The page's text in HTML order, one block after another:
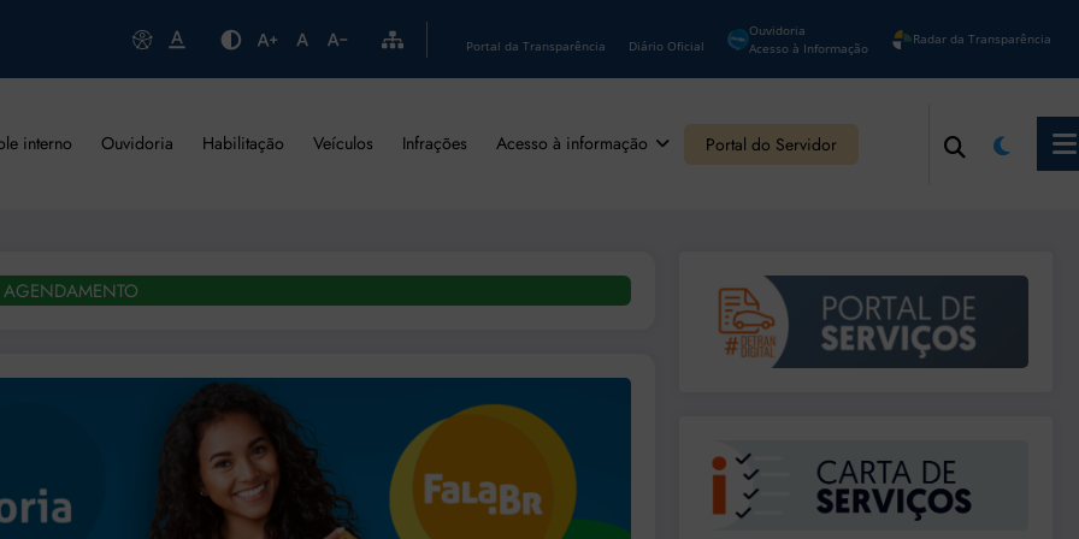
Portal da Transparência Diário Oficial
Ouvidoria
Acesso à Informação
Radar da Transparência
interno Ouvidoria Habilitação Veículos Infrações Acesso à informação Portal do Servidor
AGENDAMENTO